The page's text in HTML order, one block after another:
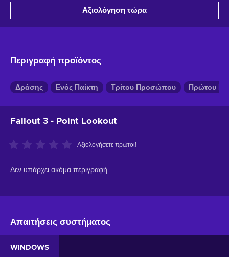
Αξιολόγηση τώρα
Περιγραφή προϊόντος
Δράσης Ενός Παίκτη Τρίτου Προσώπου Πρώτου
Fallout 3 - Point Lookout
Αξιολογήσετε πρώτοι!
Δεν υπάρχει ακόμα περιγραφή
Απαιτήσεις συστήματος
WINDOWS